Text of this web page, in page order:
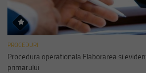
PROCEDURI
Procedura operationala Elaborarea si
primarului